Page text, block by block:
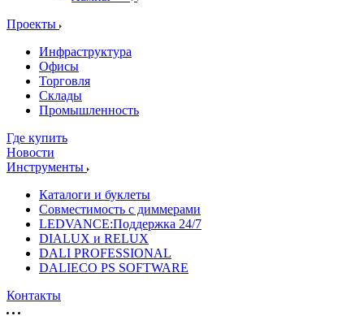
Проекты
Инфраструктура
Офисы
Торговля
Склады
Промышленность
Где купить
Новости
Инструменты
Каталоги и буклеты
Совместимость с диммерами
LEDVANCE:Поддержка 24/7
DIALUX и RELUX
DALI PROFESSIONAL
DALIECO PS SOFTWARE
Контакты